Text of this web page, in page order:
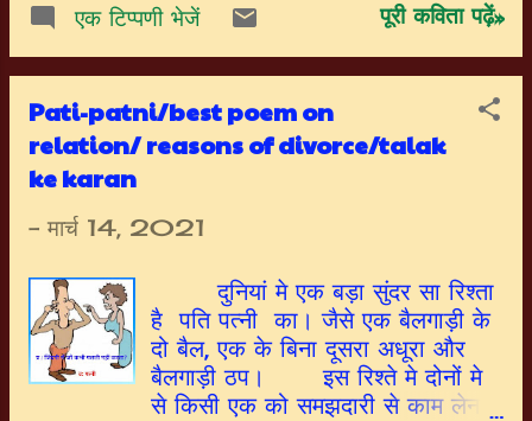
मगर बिना कुछ किए, कहाँ कुछ मिलेगा।
पड़ेगा।। सफ़लता कदम चूमेगी, जिसके मैं
साथ हूँ। ज्ञान, चरित्र, संयम, मैं इन तीनों
का बाप हूँ।। किंचित भूल कर जाते
हैं,लोग मुझे पाने में। राह से भटक कर
मदिरा से न रिश्ता है, मेरा दूर दूर का।।
मात्र एक भ्रम है, नशा दो घूंट का।।
गुंजाइश नहीं अलगाव की, मैं हमेशा सत्य के
साथ हूँ। ज्ञान, चरित्र, संयम, मैं इन तीनों
का बाप हूँ।। मैं किसी का गुलाम नहीं,
आत्मविश्वास हूँ। ज्ञान, चरित्र, संयम, मैं
इन तीनों का बाप हूँ।।
एक टिप्पणी भेजें पूरी कविता पढ़ें»
Pati-patni/best poem on
relation/ reasons of divorce/talak
ke karan
- मार्च 14, 2021
दुनियां मे एक बड़ा सुंदर सा रिश्ता
है पति पत्नी का। जैसे एक बैलगाड़ी के
दो बैल, एक के बिना दूसरा अधूरा और
बैलगाड़ी ठप। इस रिश्ते मे दोनों मे
से किसी एक को समझदारी से काम लेना